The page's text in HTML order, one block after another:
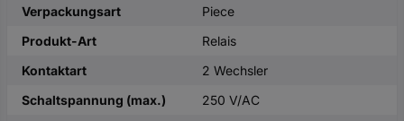
Verpackungsart
Piece
Produkt-Art
Relais
Kontaktart
2 Wechsler
Schaltspannung (max.)
250 V/AC